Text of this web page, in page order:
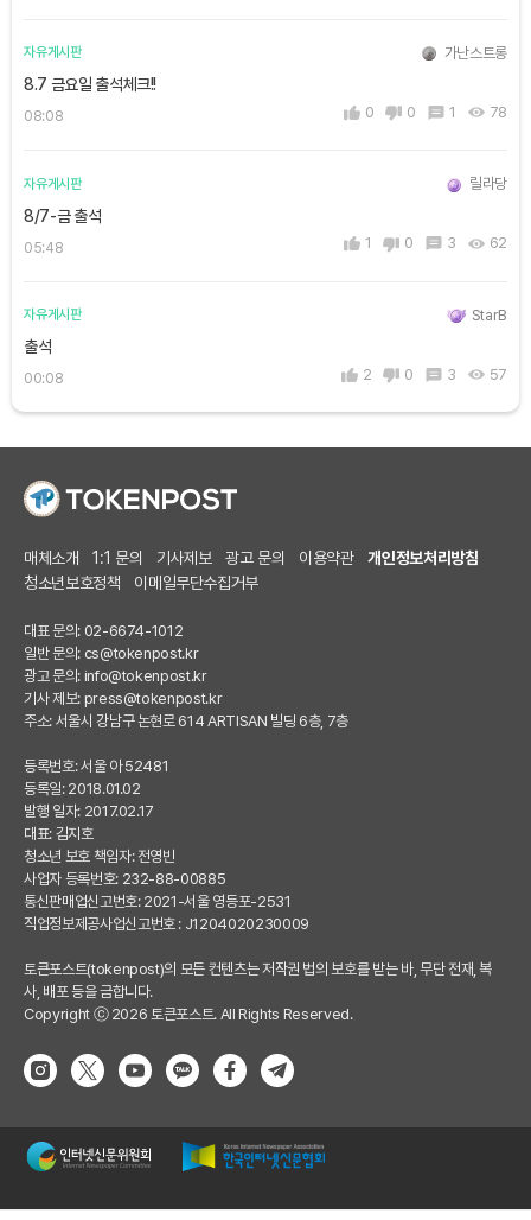
자유게시판 가난스트롱
8.7 금요일 출석체크!!
08:08 0 0 1 78
자유게시판 릴라당
8/7-금 출석
05:48 1 0 3 62
자유게시판 StarB
출석
00:08 2 0 3 57
매체소개 1:1 문의 기사제보 광고 문의 이용약관
개인정보처리방침
청소년보호정책
이메일무단수집거부
대표 문의: 02-6674-1012
일반 문의: cs@tokenpost.kr
광고 문의: info@tokenpost.kr
기사 제보: press@tokenpost.kr
주소: 서울시 강남구 논현로 614 ARTISAN 빌딩 6층, 7층
등록번호: 서울 아 52481
등록일: 2018.01.02
발행 일자: 2017.02.17
대표: 김지호
청소년 보호 책임자: 전영빈
사업자 등록번호: 232-88-00885
통신판매업신고번호: 2021-서울 영등포-2531
직업정보제공사업신고번호 : J1204020230009
토큰포스트(tokenpost)의 모든 컨텐츠는 저작권 법의 보호를 받는 바, 무단 전재, 복
사, 배포 등을 금합니다.
Copyright ⓒ 2026 토큰포스트. All Rights Reserved.